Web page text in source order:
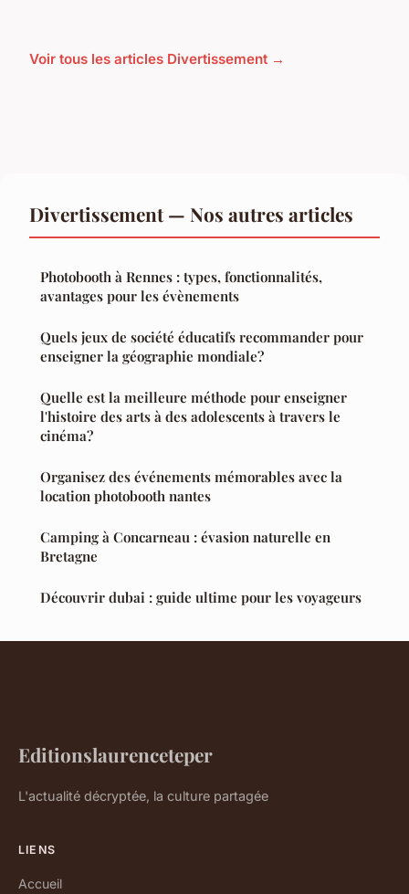
Voir tous les articles Divertissement →
Divertissement — Nos autres articles
Photobooth à Rennes : types, fonctionnalités,
avantages pour les évènements
Quels jeux de société éducatifs recommander pour
enseigner la géographie mondiale?
Quelle est la meilleure méthode pour enseigner
l'histoire des arts à des adolescents à travers le
cinéma?
Organisez des événements mémorables avec la
location photobooth nantes
Camping à Concarneau : évasion naturelle en
Bretagne
Découvrir dubai : guide ultime pour les voyageurs
Editionslaurenceteper
L'actualité décryptée, la culture partagée
LIENS
Accueil